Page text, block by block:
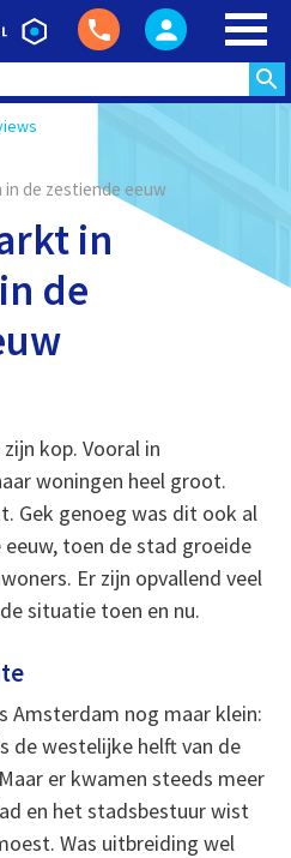
in de zestiende eeuw
in
de
kop. Vooral in
woningen heel groot.
Gek genoeg was dit ook al
toen de stad groeide
Er zijn opvallend veel
situatie toen en nu.
Amsterdam nog maar klein:
de westelijke helft van de
er kwamen steeds meer
en het stadsbestuur wist
Was uitbreiding wel